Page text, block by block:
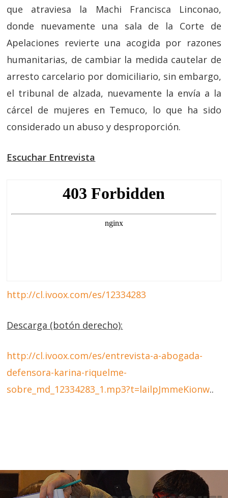
que atraviesa la Machi Francisca Linconao,
donde nuevamente una sala de la Corte de
Apelaciones revierte una acogida por razones
humanitarias, de cambiar la medida cautelar de
arresto carcelario por domiciliario, sin embargo,
el tribunal de alzada, nuevamente la envía a la
cárcel de mujeres en Temuco, lo que ha sido
considerado un abuso y desproporción.
Escuchar Entrevista
http://cl.ivoox.com/es/12334283
Descarga (botón derecho):
http://cl.ivoox.com/es/entrevista-a-abogada-
defensora-karina-riquelme-
sobre_md_12334283_1.mp3?t=lailpJmmeKionw..